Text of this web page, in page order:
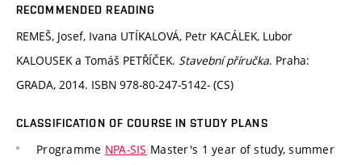
RECOMMENDED READING
REMEŠ, Josef, Ivana UTÍKALOVÁ, Petr KACÁLEK, Lubor
KALOUSEK a Tomáš PETŘÍČEK. Stavební příručka. Praha:
GRADA, 2014. ISBN 978-80-247-5142- (CS)
CLASSIFICATION OF COURSE IN STUDY PLANS
Programme NPA-SIS Master's 1 year of study, summer